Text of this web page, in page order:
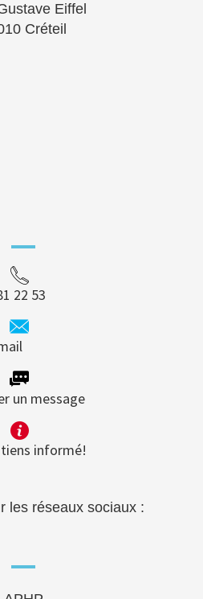
Eiffel
Créteil
22 53
E-mail
un message
informé!
les réseaux sociaux :